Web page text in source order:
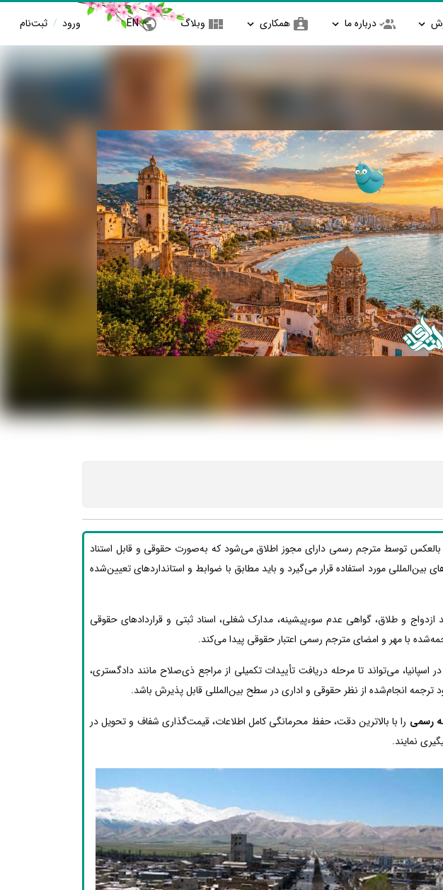
درباره ما همکاری وبلاگ EN ورود / ثبت‌نام
یا بالعکس توسط مترجم رسمی دارای مجوز اطلاق می‌شود که به‌صورت حقوقی و قابل استناد
بین‌المللی مورد استفاده قرار می‌گیرد و باید مطابق با ضوابط و استانداردهای تعیین‌شده
ازدواج و طلاق، گواهی عدم سوءپیشینه، مدارک شغلی، اسناد ثبتی و قراردادهای حقوقی
با مهر و امضای مترجم رسمی اعتبار حقوقی پیدا می‌کند.
می‌تواند تا مرحله دریافت تأییدات تکمیلی از مراجع ذی‌صلاح مانند دادگستری،
ترجمه انجام‌شده از نظر حقوقی و اداری در سطح بین‌المللی قابل پذیرش باشد.
رسمی را با بالاترین دقت، حفظ محرمانگی کامل اطلاعات، قیمت‌گذاری شفاف و تحویل در
نمایند.